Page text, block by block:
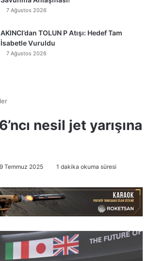
7 Ağustos 2026
AKINCI’dan TOLUN P Atışı: Hedef Tam
İsabetle Vuruldu
7 Ağustos 2026